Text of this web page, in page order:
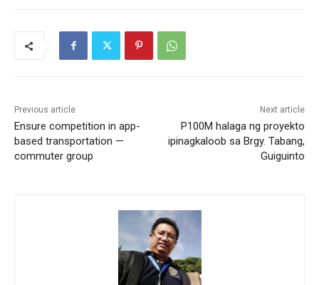
Previous article
Ensure competition in app-
based transportation —
commuter group
Next article
P100M halaga ng proyekto
ipinagkaloob sa Brgy. Tabang,
Guiguinto